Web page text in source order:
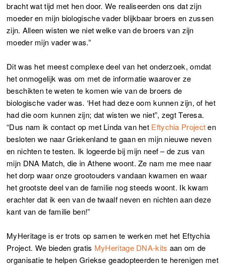
bracht wat tijd met hen door. We realiseerden ons dat zijn
moeder en mijn biologische vader blijkbaar broers en zussen
zijn. Alleen wisten we niet welke van de broers van zijn
moeder mijn vader was.”
Dit was het meest complexe deel van het onderzoek, omdat
het onmogelijk was om met de informatie waarover ze
beschikten te weten te komen wie van de broers de
biologische vader was. ‘Het had deze oom kunnen zijn, of het
had die oom kunnen zijn; dat wisten we niet”, zegt Teresa.
“Dus nam ik contact op met Linda van het Eftychia Projecten
besloten we naar Griekenland te gaan en mijn nieuwe neven
en nichten te testen. Ik logeerde bij mijn neef – de zus van
mijn DNA Match, die in Athene woont. Ze nam me mee naar
het dorp waar onze grootouders vandaan kwamen en waar
het grootste deel van de familie nog steeds woont. Ik kwam
erachter dat ik een van de twaalf neven en nichten aan deze
kant van de familie ben!”
MyHeritage is er trots op samen te werken met het Eftychia
Project. We bieden gratis MyHeritage DNA-kits aan om de
organisatie te helpen Griekse geadopteerden te herenigen met